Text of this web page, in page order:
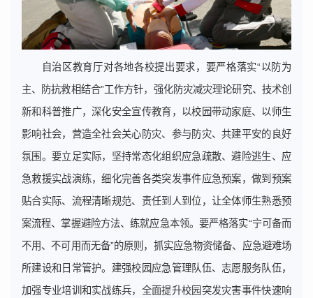
自治区教育厅对各地各校提出要求，要严格落实“以防为
主、防抗救相结合”工作方针，强化防灾减灾理论研究、技术创
新和科普推广，深化安全宣传教育，以校园带动家庭、以师生
影响社会，营造全社会关心防灾、参与防灾、共建平安的良好
氛围。要立足实际，坚持常态化组织应急疏散、避险逃生、应
急救援实战演练，细化完善各类突发事件应急预案，做到预案
贴合实际、流程清晰规范、责任到人到位，让全体师生熟悉预
案流程、掌握避险方法、练就应急本领。要严格落实“宁可备而
不用、不可用而无备”的原则，抓实应急物资储备、应急避难场
所建设和日常管护。建强校园应急管理队伍、志愿服务队伍，
加强专业培训和实战练兵，全面提升校园突发灾害事件快速响